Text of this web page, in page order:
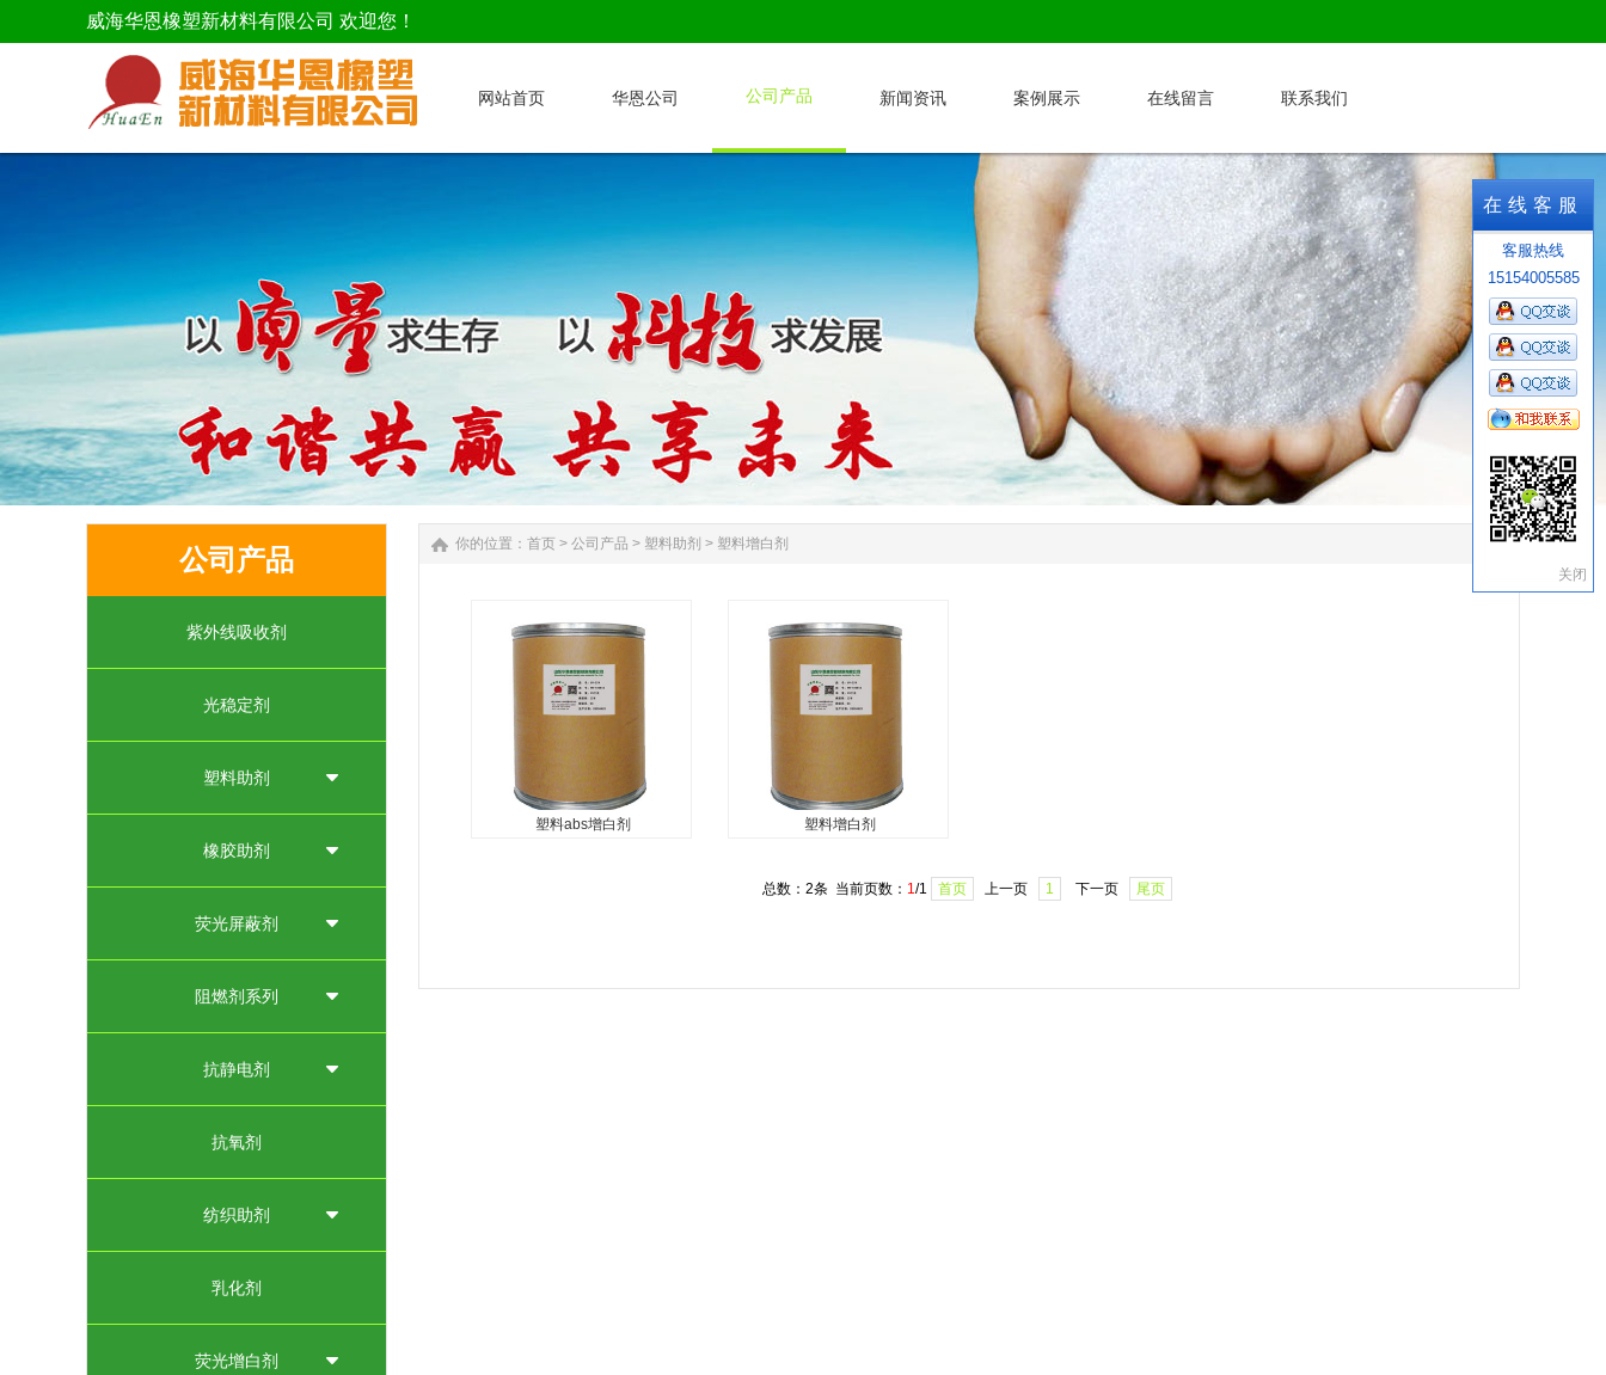
威海华恩橡塑新材料有限公司 欢迎您！
网站首页 华恩公司 公司产品 新闻资讯 案例展示 在线留言 联系我们
公司产品
紫外线吸收剂
光稳定剂
塑料助剂
橡胶助剂
荧光屏蔽剂
阻燃剂系列
抗静电剂
抗氧剂
纺织助剂
乳化剂
荧光增白剂
你的位置： 首页 > 公司产品 > 塑料助剂 > 塑料增白剂
塑料abs增白剂 塑料增白剂
性能及特点 1、增白强度高，
总数：2条 当前页数： 1/1 首页 上一页 1 下一页 尾页
在线客服
客服热线
15154005585
关闭